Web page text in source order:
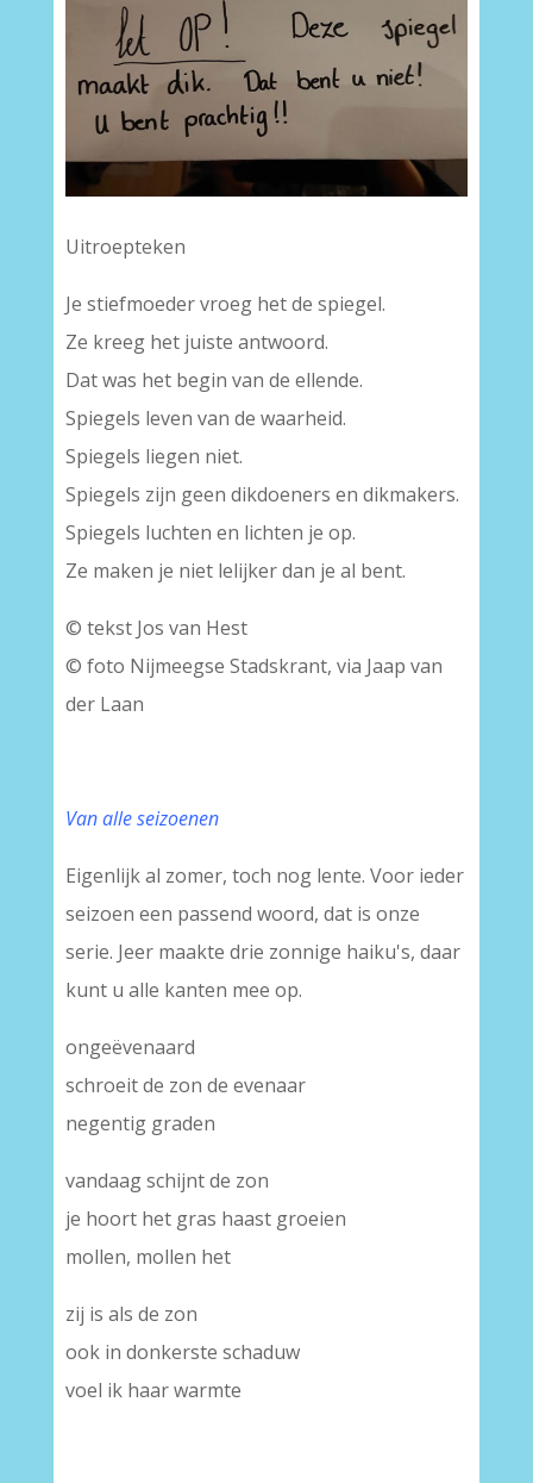
Uitroepteken
Je stiefmoeder vroeg het de spiegel.
Ze kreeg het juiste antwoord.
Dat was het begin van de ellende.
Spiegels leven van de waarheid.
Spiegels liegen niet.
Spiegels zijn geen dikdoeners en dikmakers.
Spiegels luchten en lichten je op.
Ze maken je niet lelijker dan je al bent.
© tekst Jos van Hest
© foto Nijmeegse Stadskrant, via Jaap van
der Laan
Van alle seizoenen
Eigenlijk al zomer, toch nog lente. Voor ieder
seizoen een passend woord, dat is onze
serie. Jeer maakte drie zonnige haiku's, daar
kunt u alle kanten mee op.
ongeëvenaard
schroeit de zon de evenaar
negentig graden
vandaag schijnt de zon
je hoort het gras haast groeien
mollen, mollen het
zij is als de zon
ook in donkerste schaduw
voel ik haar warmte